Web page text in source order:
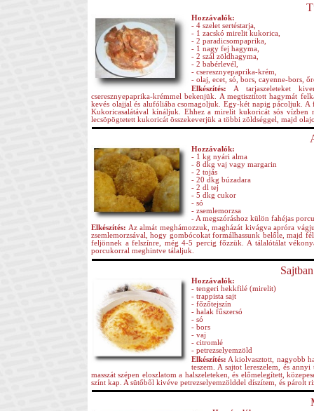
Hozzávalók:
- 4 szelet sertéstarja,
- 1 zacskó mirelit kukorica,
- 2 paradicsompaprika,
- 1 nagy fej hagyma,
- 2 szál zöldhagyma,
- 2 babérlevél,
- cseresznyepaprika-krém,
- olaj, ecet, só, bors, cayenne-bors,
Elkészítés: A tarjaszeleteket
cseresznyepaprika-krémmel bekenjük. A megtisztított hagymát
kevés olajjal és alufóliába csomagoljuk. Egy-két napig pácoljuk. A
Kukoricasalátával kínáljuk. Ehhez a mirelit kukoricát sós
lecsöpögtetett kukoricát összekeverjük a többi zöldséggel, majd
Hozzávalók:
- 1 kg nyári alma
- 8 dkg vaj vagy margarin
- 2 tojás
- 20 dkg búzadara
- 2 dl tej
- 5 dkg cukor
- só
- zsemlemorzsa
- A megszóráshoz külön fahéjas
Elkészítés: Az almát meghámozzuk, magházát kivágva apróra
zsemlemorzsával, hogy gombócokat formálhassunk belőle, majd
feljönnek a felszínre, még 4-5 percig főzzük. A tálalótálat
porcukorral meghintve tálaljuk.
Hozzávalók:
- tengeri hekkfilé (mirelit)
- trappista sajt
- főzőtejszín
- halak fűszersó
- só
- bors
- vaj
- citromlé
- petrezselyemzöld
Elkészítés: A kiolvasztott, nagyobb
teszem. A sajtot lereszelem, és
masszát szépen eloszlatom a halszeleteken, és előmelegített,
színt kap. A sütőből kivéve petrezselyemzölddel díszítem, és párolt